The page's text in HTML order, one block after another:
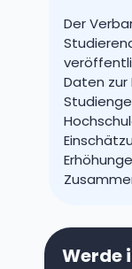
Der
Daten zur
Werde